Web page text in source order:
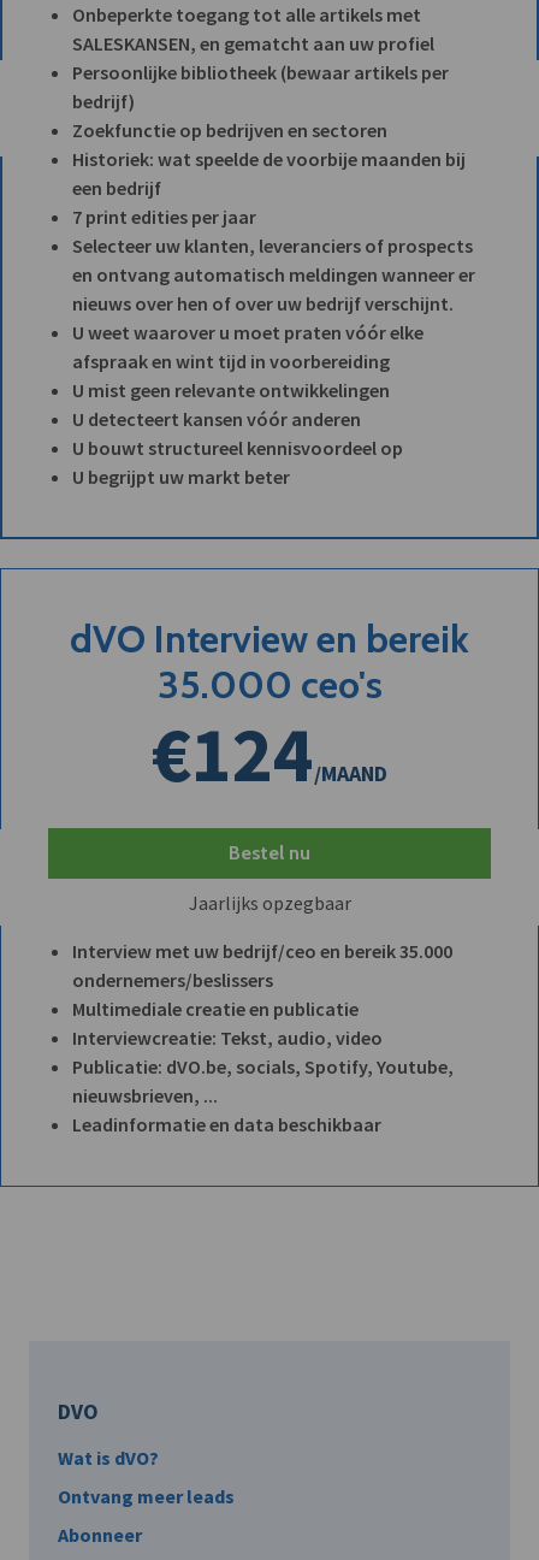
Onbeperkte toegang tot alle artikels met
SALESKANSEN, en gematcht aan uw profiel
Persoonlijke bibliotheek (bewaar artikels per
bedrijf)
Zoekfunctie op bedrijven en sectoren
Historiek: wat speelde de voorbije maanden bij
een bedrijf
7 print edities per jaar
Selecteer uw klanten, leveranciers of prospects
en ontvang automatisch meldingen wanneer er
nieuws over hen of over uw bedrijf verschijnt.
U weet waarover u moet praten vóór elke
afspraak en wint tijd in voorbereiding
U mist geen relevante ontwikkelingen
U detecteert kansen vóór anderen
U bouwt structureel kennisvoordeel op
U begrijpt uw markt beter
dVO Interview en bereik
35.000 ceo's
€124/MAAND
Bestel nu
Jaarlijks opzegbaar
Interview met uw bedrijf/ceo en bereik 35.000
ondernemers/beslissers
Multimediale creatie en publicatie
Interviewcreatie: Tekst, audio, video
Publicatie: dVO.be, socials, Spotify, Youtube,
nieuwsbrieven, ...
Leadinformatie en data beschikbaar
DVO
Wat is dVO?
Ontvang meer leads
Abonneer